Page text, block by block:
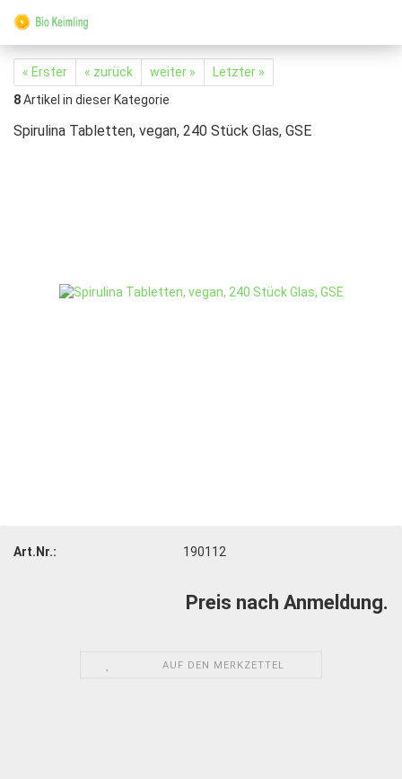
« Erster « zurück weiter »
Letzter »
8Artikel in dieser Kategorie
Spirulina Tabletten, vegan, 240 Stück Glas, GSE
Art.Nr.: 190112
Preis nach Anmeldung.
AUF DEN MERKZETTEL